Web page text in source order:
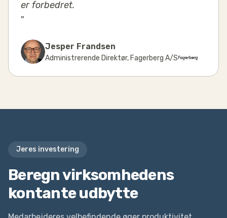
er forbedret.
"
Jesper Frandsen
Administrerende Direktør, Fagerberg A/S
Jeres investering
Beregn virksomhedens
kontante udbytte